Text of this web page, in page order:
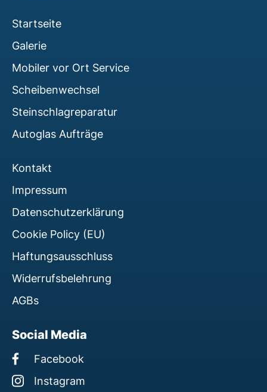
Startseite
Galerie
Mobiler vor Ort Service
Scheibenwechsel
Steinschlagreparatur
Autoglas Aufträge
Kontakt
Impressum
Datenschutzerklärung
Cookie Policy (EU)
Haftungsausschluss
Widerrufsbelehrung
AGBs
Social Media
Facebook
Instagram